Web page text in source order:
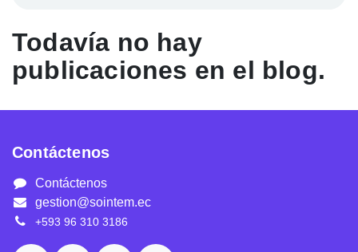
Todavía no hay
publicaciones en el blog.
Contáctenos
Contáctenos
gestion@sointem.ec
+593 96 310 3186